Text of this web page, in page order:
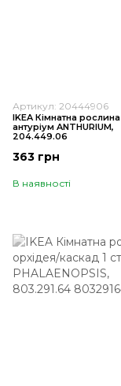
Артикул: 20444906
IKEA Кімнатна рослина
антуріум ANTHURIUM,
204.449.06
363 грн
В наявності